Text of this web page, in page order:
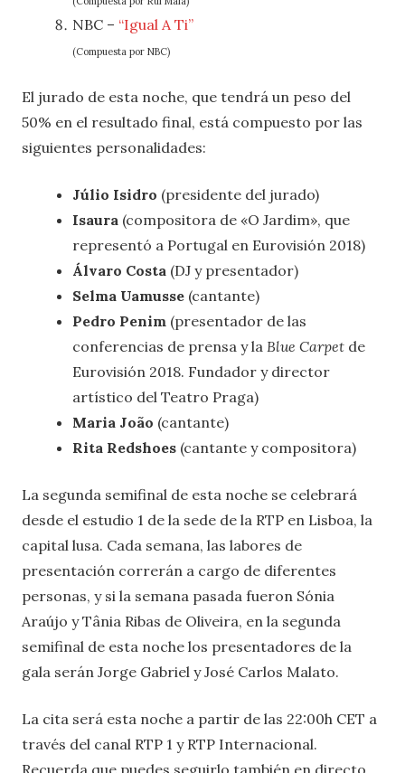
NBC – “Igual A Ti”
(Compuesta por NBC)
El jurado de esta noche, que tendrá un peso del
50% en el resultado final, está compuesto por las
siguientes personalidades:
Júlio Isidro (presidente del jurado)
Isaura (compositora de «O Jardim», que
representó a Portugal en Eurovisión 2018)
Álvaro Costa (DJ y presentador)
Selma Uamusse (cantante)
Pedro Penim (presentador de las
conferencias de prensa y la Blue Carpet de
Eurovisión 2018. Fundador y director
artístico del Teatro Praga)
Maria João (cantante)
Rita Redshoes (cantante y compositora)
La segunda semifinal de esta noche se celebrará
desde el estudio 1 de la sede de la RTP en Lisboa, la
capital lusa. Cada semana, las labores de
presentación correrán a cargo de diferentes
personas, y si la semana pasada fueron Sónia
Araújo y Tânia Ribas de Oliveira, en la segunda
semifinal de esta noche los presentadores de la
gala serán Jorge Gabriel y José Carlos Malato.
La cita será esta noche a partir de las 22:00h CET a
través del canal RTP 1 y RTP Internacional.
Recuerda que puedes seguirlo también en directo